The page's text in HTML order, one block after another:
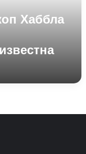
Хаббла